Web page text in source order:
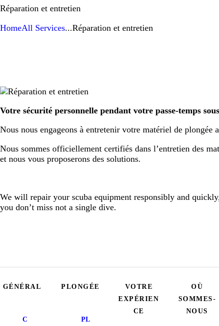
Réparation et entretien
HomeAll Services...Réparation et entretien
Votre sécurité personnelle pendant votre passe-temps
Nous nous engageons à entretenir votre matériel de plongée
Nous sommes officiellement certifiés dans l’entretien des
et nous vous proposerons des solutions.
We will repair your scuba equipment responsibly and
you don’t miss not a single dive.
GÉNÉRAL
C
PLONGÉE
PL
VOTRE
EXPÉRIEN
CE
OÙ
SOMMES-
NOUS